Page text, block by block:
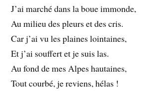
J’ai marché dans la boue immonde,
Au milieu des pleurs et des cris.
Car j’ai vu les plaines lointaines,
Et j’ai souffert et je suis las.
Au fond de mes Alpes hautaines,
Tout courbé, je reviens, hélas !